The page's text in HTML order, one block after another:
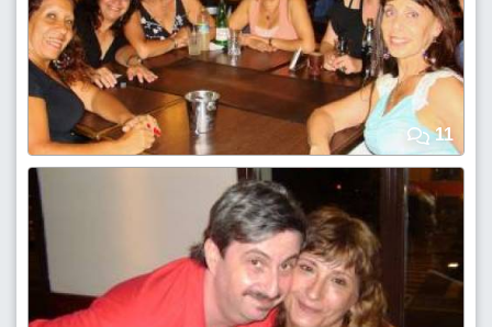
11